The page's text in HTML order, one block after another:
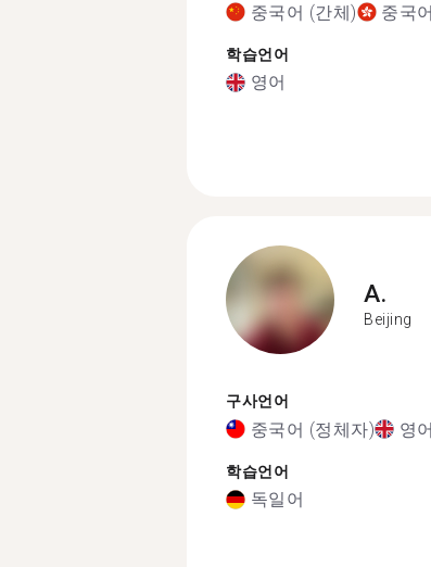
중국어 (간체) 중국
학습언어
영어
A.
Beijing
구사언어
중국어 (정체자) 영어
학습언어
독일어